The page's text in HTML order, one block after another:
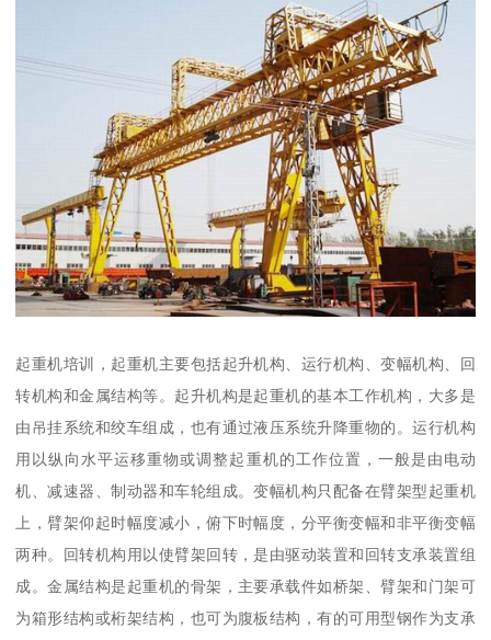
起重机培训，起重机主要包括起升机构、运行机构、变幅机构、回
转机构和金属结构等。起升机构是起重机的基本工作机构，大多是
由吊挂系统和绞车组成，也有通过液压系统升降重物的。运行机构
用以纵向水平运移重物或调整起重机的工作位置，一般是由电动
机、减速器、制动器和车轮组成。变幅机构只配备在臂架型起重机
上，臂架仰起时幅度减小，俯下时幅度，分平衡变幅和非平衡变幅
两种。回转机构用以使臂架回转，是由驱动装置和回转支承装置组
成。金属结构是起重机的骨架，主要承载件如桥架、臂架和门架可
为箱形结构或桁架结构，也可为腹板结构，有的可用型钢作为支承